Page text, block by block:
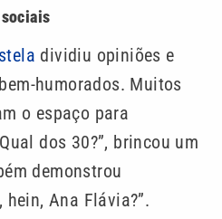
dividiu opiniões e
humorados. Muitos
o espaço para
dos 30?”, brincou um
demonstrou
hein, Ana Flávia?”.